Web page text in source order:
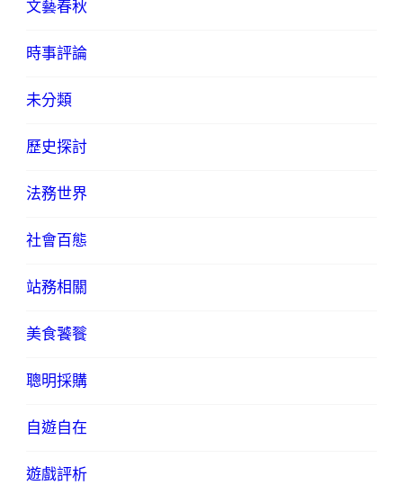
文藝春秋
時事評論
未分類
歷史探討
法務世界
社會百態
站務相關
美食饕餮
聰明採購
自遊自在
遊戲評析